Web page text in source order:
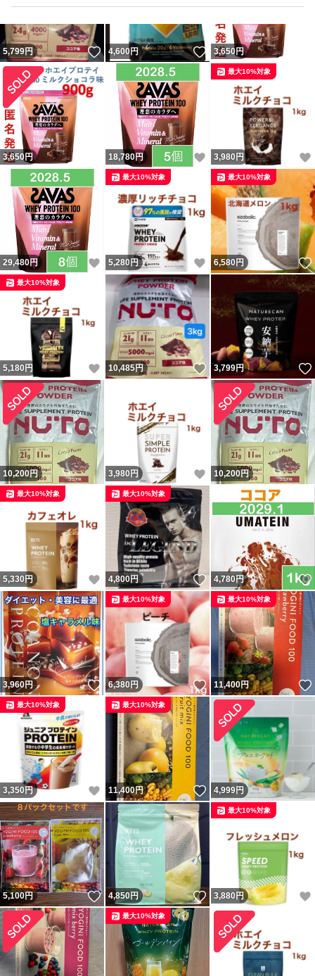
5,799円 いいね！
4,600円 いいね！
3,650円
3,650円 18,780円 いいね！
3,980 円
最大10%対象
29,480円 いいね！
5,280円 いいね！
最大10%対象
6,580 円
最大10%対象
5,180 円 いいね！
最大10%対象
10,485円 いいね！
3,799円
10,200円 3,980 円 いいね！
10,200円
5,330 円 いいね！
最大10%対象
4,800円 いいね！
最大10%対象
4,780円
3,960円 いいね！
6,380円 いいね！
最大10%対象
11,400円
最大10%対象
3,350 円 いいね！
最大10%対象
11,400円 いいね！
最大10%対象
4,999円
5,100円 いいね！
4,850円 いいね！
3,880 円
最大10%対象
最大10%対象